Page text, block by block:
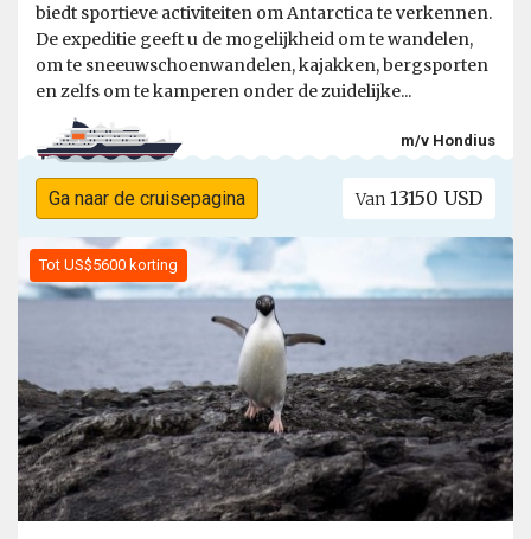
biedt sportieve activiteiten om Antarctica te verkennen.
De expeditie geeft u de mogelijkheid om te wandelen,
om te sneeuwschoenwandelen, kajakken, bergsporten
en zelfs om te kamperen onder de zuidelijke...
m/v Hondius
Ga naar de cruisepagina Van 13150 USD
Tot US$5600 korting